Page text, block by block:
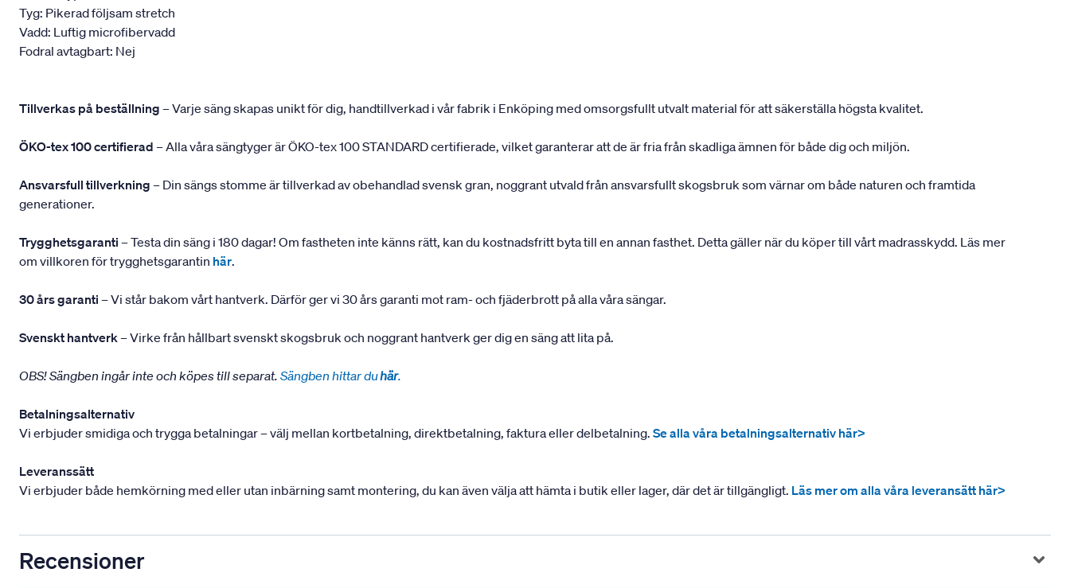
Tyg: Pikerad följsam stretch
Vadd: Luftig microfibervadd
Fodral avtagbart: Nej
Tillverkas på beställning – Varje säng skapas unikt för dig, handtillverkad i vår fabrik i Enköping med omsorgsfullt utvalt material för att säkerställa högsta kvalitet.
ÖKO-tex 100 certifierad – Alla våra sängtyger är ÖKO-tex 100 STANDARD certifierade, vilket garanterar att de är fria från skadliga ämnen för både dig och miljön.
Ansvarsfull tillverkning – Din sängs stomme är tillverkad av obehandlad svensk gran, noggrant utvald från ansvarsfullt skogsbruk som värnar om både naturen och framtida
generationer.
Trygghetsgaranti – Testa din säng i 180 dagar! Om fastheten inte känns rätt, kan du kostnadsfritt byta till en annan fasthet. Detta gäller när du köper till vårt madrasskydd. Läs mer
om villkoren för trygghetsgarantin här.
30 års garanti – Vi står bakom vårt hantverk. Därför ger vi 30 års garanti mot ram- och fjäderbrott på alla våra sängar.
Svenskt hantverk– Virke från hållbart svenskt skogsbruk och noggrant hantverk ger dig en säng att lita på.
OBS! Sängben ingår inte och köpes till separat. Sängben hittar duhär.
Betalningsalternativ
Vi erbjuder smidiga och trygga betalningar – välj mellan kortbetalning, direktbetalning, faktura eller delbetalning. Se alla våra betalningsalternativ här>
Leveranssätt
Vi erbjuder både hemkörning med eller utan inbärning samt montering, du kan även välja att hämta i butik eller lager, där det är tillgängligt. Läs mer om alla våra leveransätt här>
Recensioner